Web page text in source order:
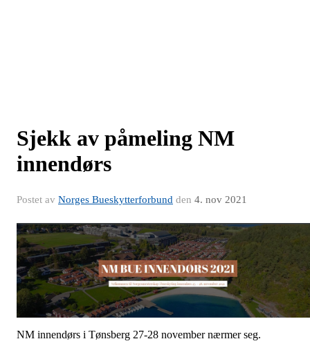
Sjekk av påmeling NM
innendørs
Postet av Norges Bueskytterforbund den 4. nov 2021
NM innendørs i Tønsberg 27-28 november nærmer seg.